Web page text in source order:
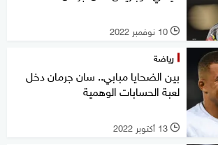
l 10 نوفمبر 2022
رياضة
بين الضحايا مبابي.. سان جرمان دخل
لعبة الحسابات الوهمية
l 13 أكتوبر 2022